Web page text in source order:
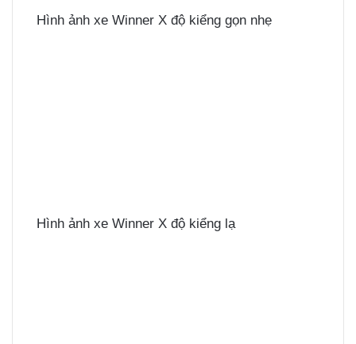
Hình ảnh xe Winner X độ kiểng gọn nhẹ
Hình ảnh xe Winner X độ kiểng lạ